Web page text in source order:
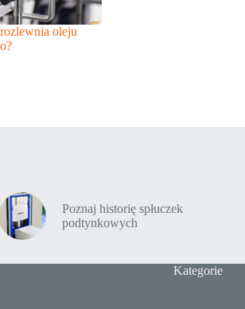
oleju
Poznaj historię spłuczek
podtynkowych
Kategorie